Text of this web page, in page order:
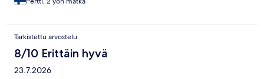
Tarkistettu arvostelu
8/10 Erittäin hyvä
23.7.2026